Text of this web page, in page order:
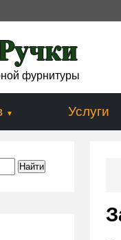
фурнитуры
Услуги